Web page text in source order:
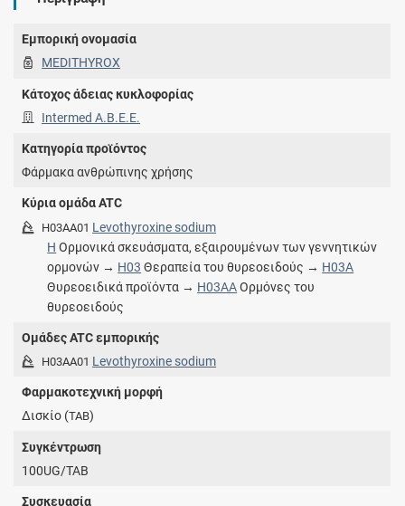
Εμπορική ονομασία
MEDITHYROX
Κάτοχος άδειας κυκλοφορίας
Intermed Α.Β.Ε.Ε.
Κατηγορία προϊόντος
Φάρμακα ανθρώπινης χρήσης
Κύρια ομάδα ATC
H03AA01 Levothyroxine sodium
H Ορμονικά σκευάσματα, εξαιρουμένων των γεννητικών
ορμονών → H03 Θεραπεία του θυρεοειδούς → H03A
Θυρεοειδικά προϊόντα → H03AAΟρμόνες του
θυρεοειδούς
Ομάδες ATC εμπορικής
H03AA01 Levothyroxine sodium
Φαρμακοτεχνική μορφή
Δισκίο (TAB)
Συγκέντρωση
100UG/TAB
Συσκευασία